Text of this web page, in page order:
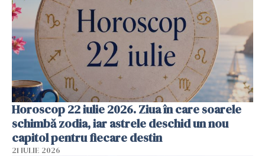
Horoscop 22 iulie 2026. Ziua în care soarele
schimbă zodia, iar astrele deschid un nou
capitol pentru fiecare destin
21 IULIE 2026